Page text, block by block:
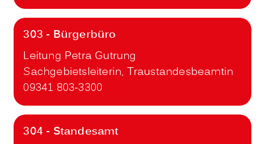
303 - Bürgerbüro
Leitung Petra Gutrung
Sachgebietsleiterin, Traustandesbeamtin
09341 803-3300
304 - Standesamt